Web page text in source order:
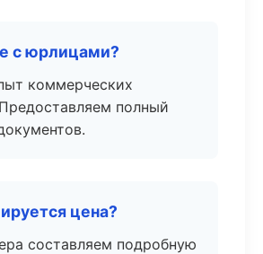
с юрлицами?
коммерческих
полный
цена?
составляем подробную